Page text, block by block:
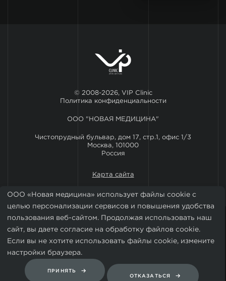
© 2008-2026, VIP Clinic
Политика конфиденциальности
ООО "НОВАЯ МЕДИЦИНА"
Чистопрудный бульвар, дом 17, стр.1, офис 1/3
Москва, 101000
Россия
Карта сайта
Установить мобильное приложение VIP Clinic
ООО «Новая медицина» использует файлы cookie с
целью персонализации сервисов и повышения удобства
пользования веб-сайтом. Продолжая использовать наш
сайт, вы даете согласие на обработку файлов cookie.
Если вы не хотите использовать файлы cookie, измените
настройки браузера.
ПРИНЯТЬ
ОТКАЗАТЬСЯ